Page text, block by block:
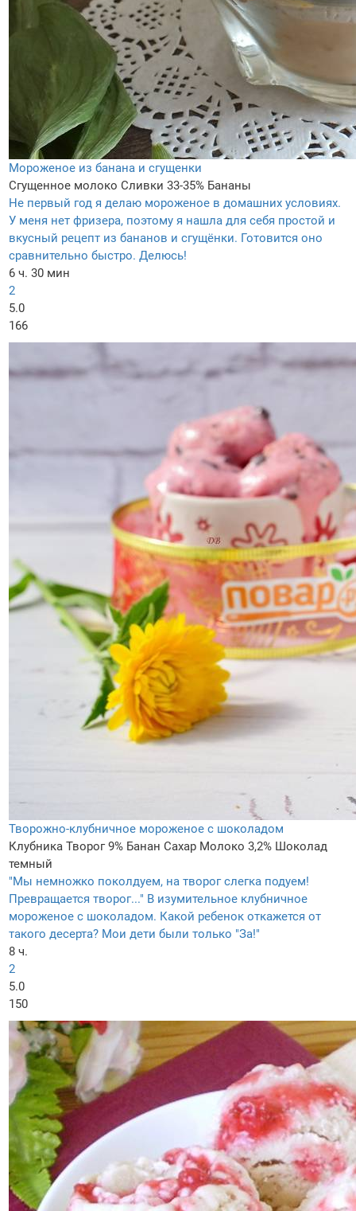
Мороженое из банана и сгущенки
Сгущенное молоко Сливки 33-35% Бананы
Не первый год я делаю мороженое в домашних условиях.
У меня нет фризера, поэтому я нашла для себя простой и
вкусный рецепт из бананов и сгущёнки. Готовится оно
сравнительно быстро. Делюсь!
6 ч. 30 мин
2
5.0
166
Творожно-клубничное мороженое с шоколадом
Клубника Творог 9% Банан Сахар Молоко 3,2% Шоколад
темный
"Мы немножко поколдуем, на творог слегка подуем!
Превращается творог..." В изумительное клубничное
мороженое с шоколадом. Какой ребенок откажется от
такого десерта? Мои дети были только "За!"
8 ч.
2
5.0
150